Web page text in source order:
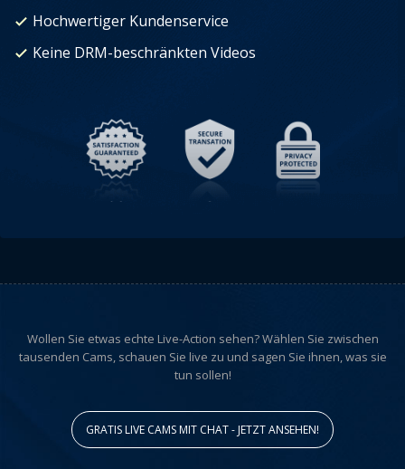
Hochwertiger Kundenservice
Keine DRM-beschränkten Videos
Wollen Sie etwas echte Live-Action sehen? Wählen Sie zwischen
tausenden Cams, schauen Sie live zu und sagen Sie ihnen, was sie
tun sollen!
GRATIS LIVE CAMS MIT CHAT - JETZT ANSEHEN!